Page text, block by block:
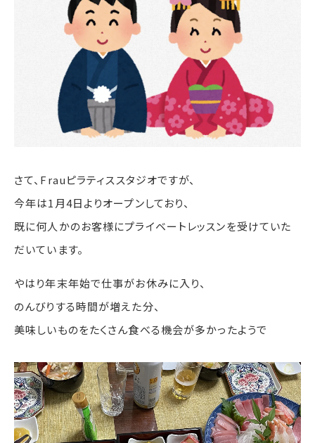
さて、Frauピラティススタジオですが、
今年は1月4日よりオープンしており、
既に何人かのお客様にプライベートレッスンを受けていた
だいています。
やはり年末年始で仕事がお休みに入り、
のんびりする時間が増えた分、
美味しいものをたくさん食べる機会が多かったようで